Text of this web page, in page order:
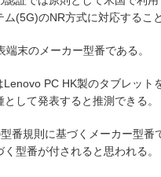
(5G)のNR方式に対応するこ
末のメーカー型番である。
Lenovo PC HK製のタブレット
して発表すると推測できる。
番規則に基づくメーカー型
型番が付されると思われる。